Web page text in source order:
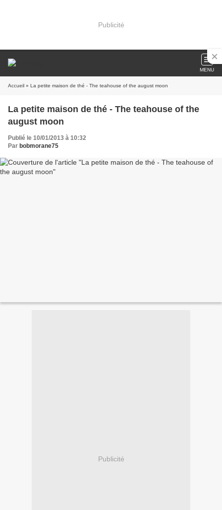
Publicité
MENU
Accueil » La petite maison de thé - The teahouse of the august moon
La petite maison de thé - The teahouse of the
august moon
Publié le 10/01/2013 à 10:32
Par bobmorane75
Publicité